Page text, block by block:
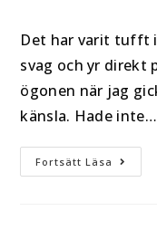
Det har varit tufft
svag och yr direkt
ögonen när jag
känsla. Hade inte…
Fortsätt Läsa